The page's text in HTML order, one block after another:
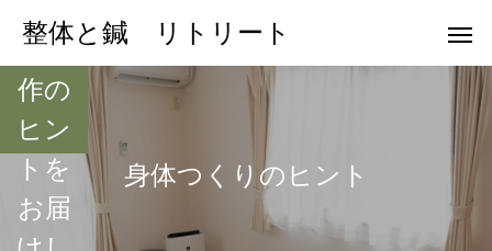
整体と鍼 リトリート
身体つくりのヒント
常動
作の
ヒン
トを
お届